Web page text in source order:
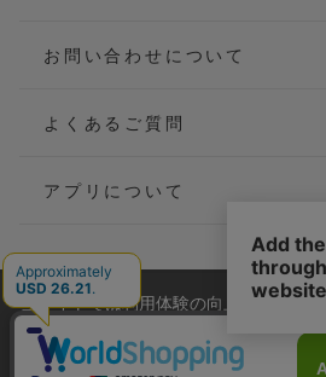
お問い合わせについて
よくあるご質問
アプリについて
会社概要
ご利用規約
個人情
当サイトでは利用体験の向上およびコン
ラフィックの分析を目的としてCookie
サイトの閲覧を継続された場合、